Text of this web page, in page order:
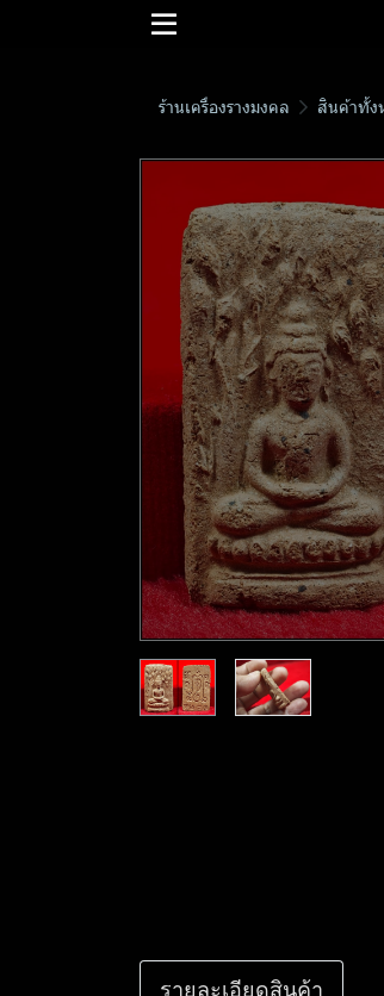
ร้านเครื่องรางมงคล สินค้าทั้ง
รายละเอียดสินค้า